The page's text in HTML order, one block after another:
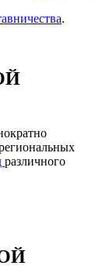
.
различного